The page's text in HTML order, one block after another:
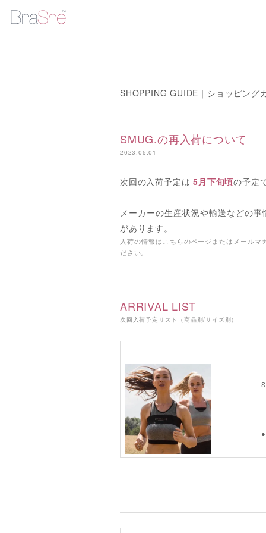
SHOPPING GUIDE｜ショッピング
SMUG.の再入荷について
2023.05.01
次回の入荷予定は5月下旬頃の予定
メーカーの生産状況や輸送などの
があります。
入荷の情報はこちらのページまたはメール
ださい。
ARRIVAL LIST
次回入荷予定リスト（商品別/サイズ別）
S
●